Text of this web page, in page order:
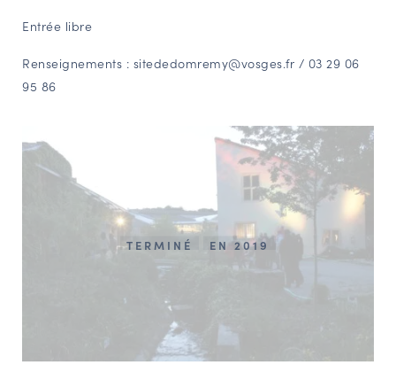
Amateurs d’histoire et de patrimoine
Étudiants & chercheurs
Entrée libre
Renseignements : sitededomremy@vosges.fr / 03 29 06
95 86
TERMINÉ EN 2019